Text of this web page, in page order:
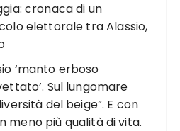
cronaca di un
elettorale tra Alassio,
‘manto erboso
Sul lungomare
del beige”. E con
meno più qualità di vita.